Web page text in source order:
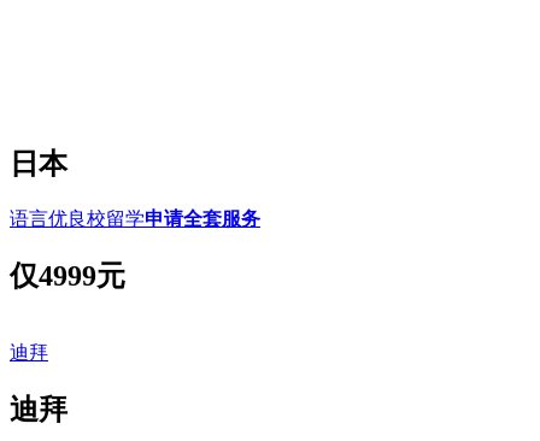
日本
语言优良校留学申请全套服务
仅4999元
迪拜
迪拜